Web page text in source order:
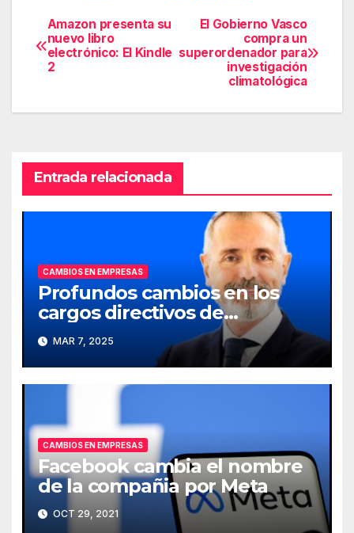
Navegación
de
El Gobierno Vasco
compra un
superordenador para
investigación
climatológica
Amazon presenta su
nuevo libro
electrónico: El Kindle
2
Entrada relacionada
CAMBIOS EN EMPRESAS
Profundos cambios en los
cargos directivos de
Telefónica
MAR 7, 2025
CAMBIOS EN EMPRESAS
Facebook cambia el nombre
de la compañia por Meta
OCT 29, 2021